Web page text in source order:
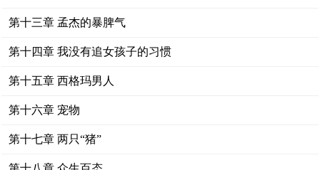
第十三章 孟杰的暴脾气
第十四章 我没有追女孩子的习惯
第十五章 西格玛男人
第十六章 宠物
第十七章 两只“猪”